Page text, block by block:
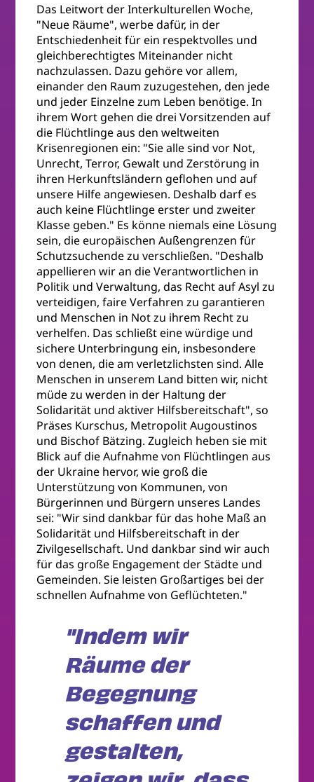
Das Leitwort der Interkulturellen Woche,
"Neue Räume", werbe dafür, in der
Entschiedenheit für ein respektvolles und
gleichberechtigtes Miteinander nicht
nachzulassen. Dazu gehöre vor allem,
einander den Raum zuzugestehen, den jede
und jeder Einzelne zum Leben benötige. In
ihrem Wort gehen die drei Vorsitzenden auf
die Flüchtlinge aus den weltweiten
Krisenregionen ein: "Sie alle sind vor Not,
Unrecht, Terror, Gewalt und Zerstörung in
ihren Herkunftsländern geflohen und auf
unsere Hilfe angewiesen. Deshalb darf es
auch keine Flüchtlinge erster und zweiter
Klasse geben." Es könne niemals eine Lösung
sein, die europäischen Außengrenzen für
Schutzsuchende zu verschließen. "Deshalb
appellieren wir an die Verantwortlichen in
Politik und Verwaltung, das Recht auf Asyl zu
verteidigen, faire Verfahren zu garantieren
und Menschen in Not zu ihrem Recht zu
verhelfen. Das schließt eine würdige und
sichere Unterbringung ein, insbesondere
von denen, die am verletzlichsten sind. Alle
Menschen in unserem Land bitten wir, nicht
müde zu werden in der Haltung der
Solidarität und aktiver Hilfsbereitschaft", so
Präses Kurschus, Metropolit Augoustinos
und Bischof Bätzing. Zugleich heben sie mit
Blick auf die Aufnahme von Flüchtlingen aus
der Ukraine hervor, wie groß die
Unterstützung von Kommunen, von
Bürgerinnen und Bürgern unseres Landes
sei: "Wir sind dankbar für das hohe Maß an
Solidarität und Hilfsbereitschaft in der
Zivilgesellschaft. Und dankbar sind wir auch
für das große Engagement der Städte und
Gemeinden. Sie leisten Großartiges bei der
schnellen Aufnahme von Geflüchteten."
"Indem wir
Räume der
Begegnung
schaffen und
gestalten,